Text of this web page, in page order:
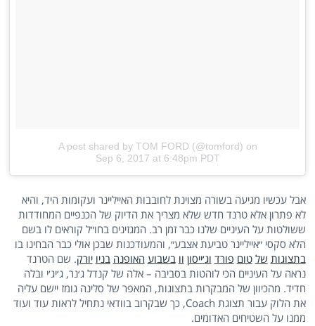
A post shared by TOM FORD (@tomford) on
Sep 6, 2017 at 6:48pm PDT
אבל עכשיו מגיעה בשורה מצוינת לחובבות האייליינר ועקומות היד, והיא
לא פתרון אלא טרנד חדש שלא מצריך את הדיוק של הכנפיים המחודדות
ששולטות על העיניים שלנו כבר זמן רב. המגזינים בחו״ל קוראים לו בשם
הלא סקסי ״אייליינר טביעת אצבע״, והמעודכנות שבכן אולי כבר הבחינו בו
בתצוגות של טום פורד וג׳ייסון וו בשבוע האופנה בניו יורק. שם הטרנד
נראה על העיניים הכי לוהטות בסביבה – אלה של קנדל ג׳נר, ג׳יג׳י ובלה
חדיד. מהכיוון של המבקרות בתצוגות, המאפר של סלינה גומז יישם עליה
את הלוק עבור תצוגת Coach, כך שבקרוב בוודאי נתחיל לראות עוד ועוד
ממנו על השטיחים האדומים.